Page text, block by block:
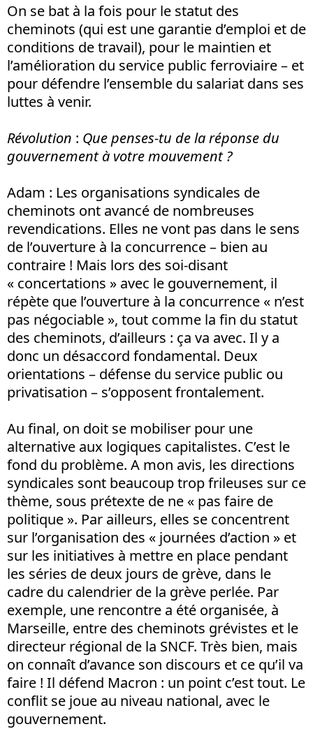
On se bat à la fois pour le statut des
cheminots (qui est une garantie d’emploi et de
conditions de travail), pour le maintien et
l’amélioration du service public ferroviaire – et
pour défendre l’ensemble du salariat dans ses
luttes à venir.
Révolution : Que penses-tu de la réponse du
gouvernement à votre mouvement ?
Adam : Les organisations syndicales de
cheminots ont avancé de nombreuses
revendications. Elles ne vont pas dans le sens
de l’ouverture à la concurrence – bien au
contraire ! Mais lors des soi-disant
« concertations » avec le gouvernement, il
répète que l’ouverture à la concurrence « n’est
pas négociable », tout comme la fin du statut
des cheminots, d’ailleurs : ça va avec. Il y a
donc un désaccord fondamental. Deux
orientations – défense du service public ou
privatisation – s’opposent frontalement.
Au final, on doit se mobiliser pour une
alternative aux logiques capitalistes. C’est le
fond du problème. A mon avis, les directions
syndicales sont beaucoup trop frileuses sur ce
thème, sous prétexte de ne « pas faire de
politique ». Par ailleurs, elles se concentrent
sur l’organisation des « journées d’action » et
sur les initiatives à mettre en place pendant
les séries de deux jours de grève, dans le
cadre du calendrier de la grève perlée. Par
exemple, une rencontre a été organisée, à
Marseille, entre des cheminots grévistes et le
directeur régional de la SNCF. Très bien, mais
on connaît d’avance son discours et ce qu’il va
faire ! Il défend Macron : un point c’est tout. Le
conflit se joue au niveau national, avec le
gouvernement.